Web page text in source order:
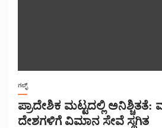
ಗಲ್ಫ್
ಪ್ರಾದೇಶಿಕ ಮಟ್ಟದಲ್ಲಿ ಅನಿಶ್ಚಿತತೆ:
ದೇಶಗಳಿಗೆ ವಿಮಾನ ಸೇವೆ ಸ್ಥಗಿತ